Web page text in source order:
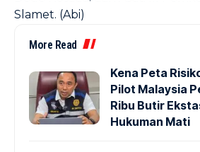
Slamet. (Abi)
More Read
Kena Peta
Pilot Malaysia
Ribu Butir
Hukuman Mati